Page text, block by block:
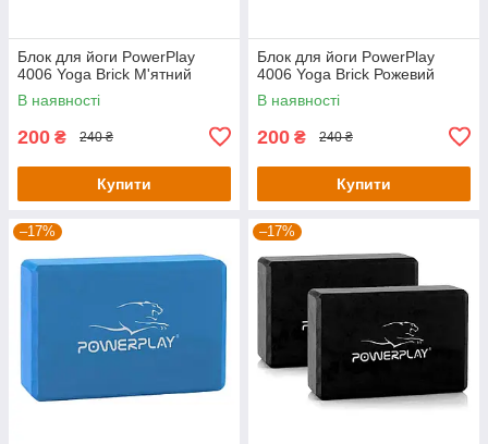
Блок для йоги PowerPlay
4006 Yoga Brick М'ятний
В наявності
200 ₴ 240 ₴
Купити
Блок для йоги PowerPlay
4006 Yoga Brick Рожевий
В наявності
200 ₴ 240 ₴
Купити
–17% –17%